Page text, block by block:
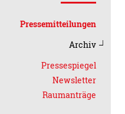
Pressemitteilungen
Archiv
Pressespiegel
Newsletter
Raumanträge